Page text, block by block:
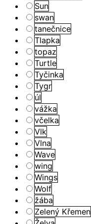
Sun
swan
tanečnice
Tlapka
topaz
Turtle
Tyčinka
Tygr
úl
vážka
včelka
Vlk
Vlna
Wave
wing
Wings
Wolf
žába
Zelený Křemen